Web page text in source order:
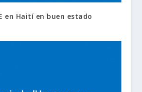
en Haití en buen estado